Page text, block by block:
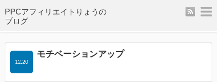
rss
モチベーションアップ
12.20